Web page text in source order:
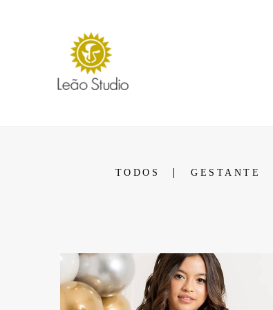
TODOS GESTANTE